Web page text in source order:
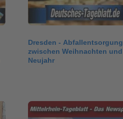
Dresden - Abfallentsorgung
zwischen Weihnachten und
Neujahr